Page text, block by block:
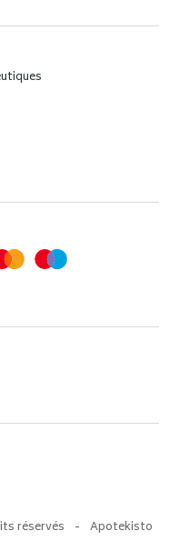
réservés - Apotekisto